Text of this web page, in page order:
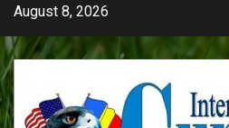
Skip
content
August 8, 2026